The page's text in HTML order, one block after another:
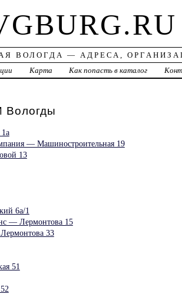
ВОЛОГДА — АДРЕСА,
Карта Как попасть в каталог
— Машиностроительная 19
13
6а/1
— Лермонтова 15
33
51